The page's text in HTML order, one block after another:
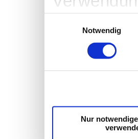
Partner
weiteren
Notwendig
Nur